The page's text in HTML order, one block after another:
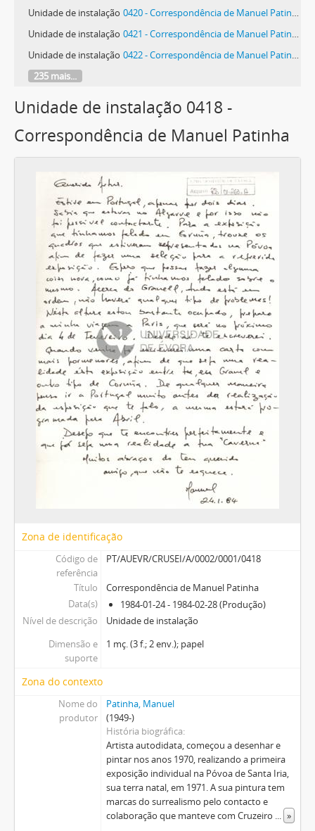
Unidade de instalação 0420 - Correspondência de Manuel Patinha
Unidade de instalação 0421 - Correspondência de Manuel Patinha
Unidade de instalação 0422 - Correspondência de Manuel Patinha
235 mais...
Unidade de instalação 0418 -
Correspondência de Manuel Patinha
Zona de identificação
Código de
referência
PT/AUEVR/CRUSEI/A/0002/0001/0418
Título
Correspondência de Manuel Patinha
Data(s)
1984-01-24 - 1984-02-28 (Produção)
Nível de descrição
Unidade de instalação
Dimensão e
suporte
1 mç. (3 f.; 2 env.); papel
Zona do contexto
Nome do
produtor
Patinha, Manuel
(1949-)
História biográfica
Artista autodidata, começou a desenhar e
pintar nos anos 1970, realizando a primeira
exposição individual na Póvoa de Santa Iria,
sua terra natal, em 1971. A sua pintura tem
marcas do surrealismo pelo contacto e
colaboração que manteve com Cruzeiro ... »